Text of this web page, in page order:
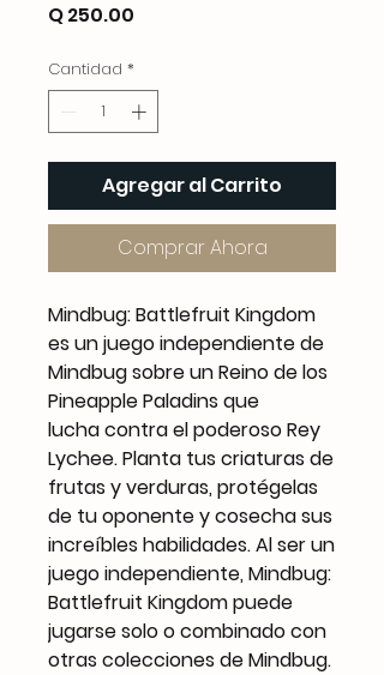
Q 250.00
Cantidad *
Agregar al Carrito
Comprar Ahora
Mindbug: Battlefruit Kingdom
es un juego independiente de
Mindbug sobre un Reino de los
Pineapple Paladins que
lucha contra el poderoso Rey
Lychee. Planta tus criaturas de
frutas y verduras, protégelas
de tu oponente y cosecha sus
increíbles habilidades. Al ser un
juego independiente, Mindbug:
Battlefruit Kingdom puede
jugarse solo o combinado con
otras colecciones de Mindbug.